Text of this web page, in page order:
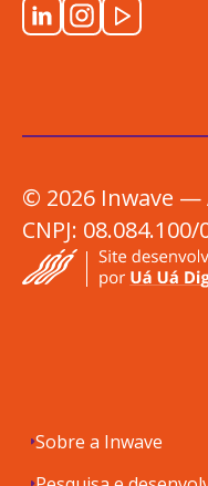
© 2026 Inwave —
CNPJ:
Sobre a Inwave